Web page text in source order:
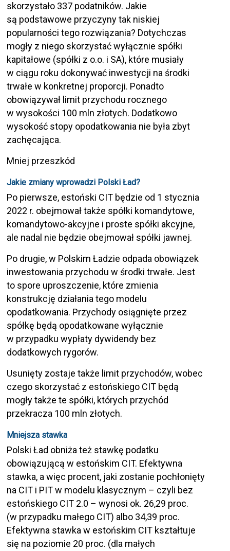
skorzystało 337 podatników. Jakie
są podstawowe przyczyny tak niskiej
popularności tego rozwiązania? Dotychczas
mogły z niego skorzystać wyłącznie spółki
kapitałowe (spółki z o.o. i SA), które musiały
w ciągu roku dokonywać inwestycji na środki
trwałe w konkretnej proporcji. Ponadto
obowiązywał limit przychodu rocznego
w wysokości 100 mln złotych. Dodatkowo
wysokość stopy opodatkowania nie była zbyt
zachęcająca.
Mniej przeszkód
Jakie zmiany wprowadzi Polski Ład?
Po pierwsze, estoński CIT będzie od 1 stycznia
2022 r. obejmował także spółki komandytowe,
komandytowo-akcyjne i proste spółki akcyjne,
ale nadal nie będzie obejmował spółki jawnej.
Po drugie, w Polskim Ładzie odpada obowiązek
inwestowania przychodu w środki trwałe. Jest
to spore uproszczenie, które zmienia
konstrukcję działania tego modelu
opodatkowania. Przychody osiągnięte przez
spółkę będą opodatkowane wyłącznie
w przypadku wypłaty dywidendy bez
dodatkowych rygorów.
Usunięty zostaje także limit przychodów, wobec
czego skorzystać z estońskiego CIT będą
mogły także te spółki, których przychód
przekracza 100 mln złotych.
Mniejsza stawka
Polski Ład obniża też stawkę podatku
obowiązującą w estońskim CIT. Efektywna
stawka, a więc procent, jaki zostanie pochłonięty
na CIT i PIT w modelu klasycznym – czyli bez
estońskiego CIT 2.0 – wynosi ok. 26,29 proc.
(w przypadku małego CIT) albo 34,39 proc.
Efektywna stawka w estońskim CIT kształtuje
się na poziomie 20 proc. (dla małych